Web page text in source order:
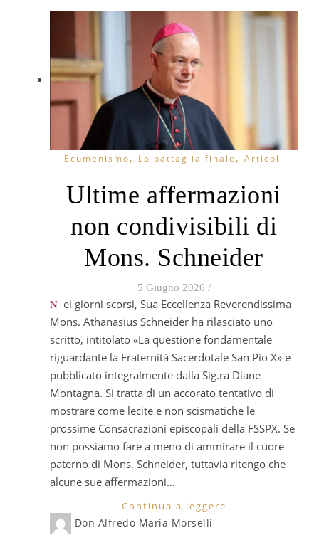
Ecumenismo, La battaglia finale , Articoli
Ultime affermazioni
non condivisibili di
Mons. Schneider
5 Giugno 2026 /
Nei giorni scorsi, Sua Eccellenza Reverendissima
Mons. Athanasius Schneider ha rilasciato uno
scritto, intitolato «La questione fondamentale
riguardante la Fraternità Sacerdotale San Pio X» e
pubblicato integralmente dalla Sig.ra Diane
Montagna. Si tratta di un accorato tentativo di
mostrare come lecite e non scismatiche le
prossime Consacrazioni episcopali della FSSPX. Se
non possiamo fare a meno di ammirare il cuore
paterno di Mons. Schneider, tuttavia ritengo che
alcune sue affermazioni…
Continua a leggere
Don Alfredo Maria Morselli